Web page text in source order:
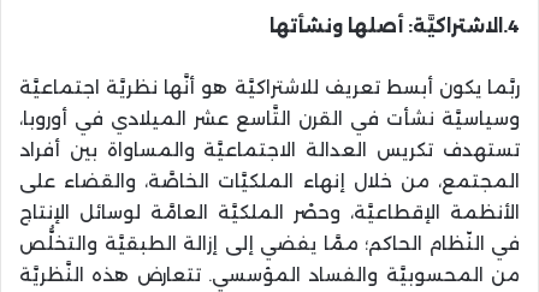
4.الاشتراكيَّة: أصلها ونشأتها
ربَّما يكون أبسط تعريف للاشتراكيَّة هو أنَّها نظريَّة اجتماعيَّة
وسياسيَّة نشأت في القرن التَّاسع عشر الميلادي في أوروبا،
تستهدف تكريس العدالة الاجتماعيَّة والمساواة بين أفراد
المجتمع، من خلال إنهاء الملكيَّات الخاصَّة، والقضاء على
الأنظمة الإقطاعيَّة، وحصْر الملكيَّة العامَّة لوسائل الإنتاج
في النّظام الحاكم؛ ممَّا يفضي إلى إزالة الطبقيَّة والتخلُّص
من المحسوبيَّة والفساد المؤسسي. تتعارض هذه النَّظريَّة